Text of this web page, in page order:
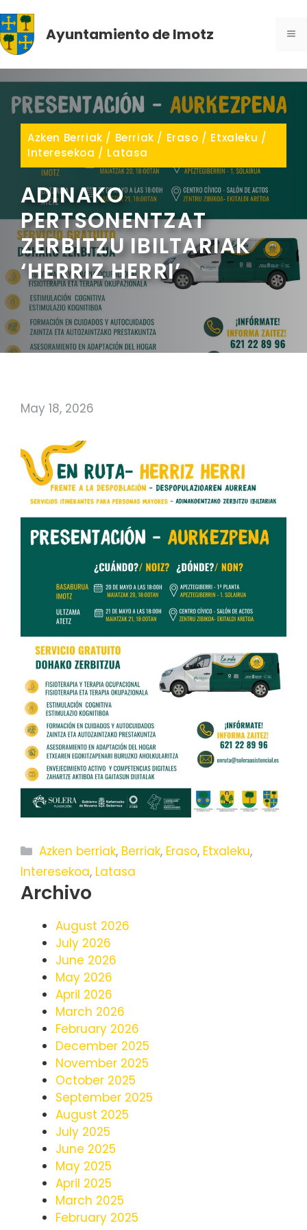
to
contentAyuntamiento de Imotz
Azken Berriak / Berriak / Eraso / Etxaleku /
Interesekoa / Latasa
ADINAKO
PERTSONENTZAT
ZERBITZU IBILTARIAK
‘HERRIZ HERRI’
May 18, 2026
Categories
Azken berriak, Berriak, Eraso, Etxaleku,
Interesekoa, Latasa
Archivo
August 2026
July 2026
June 2026
May 2026
April 2026
March 2026
February 2026
December 2025
November 2025
October 2025
September 2025
August 2025
July 2025
June 2025
May 2025
April 2025
March 2025
February 2025